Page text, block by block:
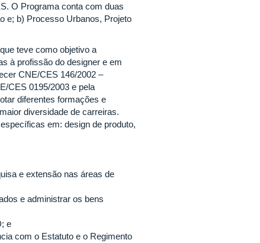
O Programa conta com duas
e; b) Processo Urbanos, Projeto
teve como objetivo a
à profissão do designer e em
CNE/CES 146/2002 –
CES 0195/2003 e pela
diferentes formações e
diversidade de carreiras.
em: design de produto,
e extensão nas áreas de
e administrar os bens
e
com o Estatuto e o Regimento